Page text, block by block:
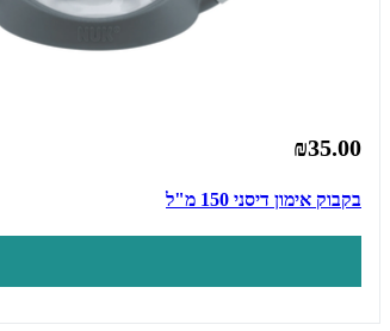
₪35.00
בקבוק אימון דיסני 150 מ"ל